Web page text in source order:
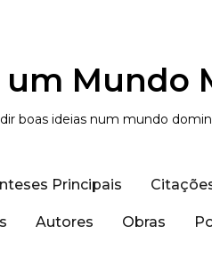
um Mundo
boas ideias num mundo
Principais
Autores Obras